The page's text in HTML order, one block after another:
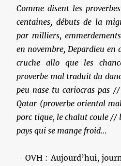
Comme disent les
centaines, débuts de la
par milliers,
en novembre, Depardieu en
cruche allo que les
proverbe mal traduit du
peu nase tu cariocras pas
Qatar (proverbe oriental
porc tique, le chalut coule //
pays qui se mange froid…
– OVH : Aujourd’hui,